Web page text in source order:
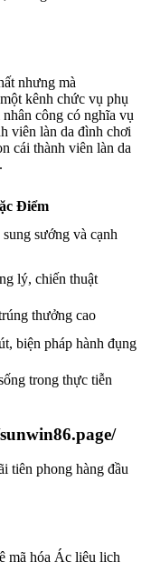
nhưng mà
kênh chức vụ phụ
công có nghĩa vụ
viên làn da đình chơi
cái thành viên làn da
Điểm
sướng và cạnh
lý, chiến thuật
thưởng cao
biện pháp hành đụng
trong thực tiễn
tiên phong hàng đầu
mã hóa Ác liệu lịch